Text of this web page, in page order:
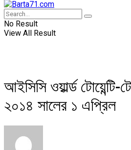
No Result
View All Result
আইসিসি ওয়ার্ল্ড টোয়েন্টি-
২০১৪ সালের ১ এপ্রিল